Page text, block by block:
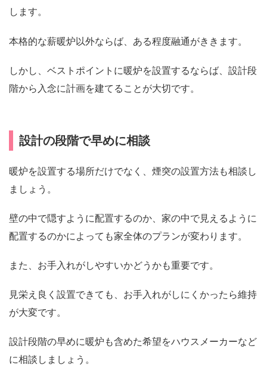
します。
本格的な薪暖炉以外ならば、ある程度融通がききます。
しかし、ベストポイントに暖炉を設置するならば、設計段
階から入念に計画を建てることが大切です。
設計の段階で早めに相談
暖炉を設置する場所だけでなく、煙突の設置方法も相談し
ましょう。
壁の中で隠すように配置するのか、家の中で見えるように
配置するのかによっても家全体のプランが変わります。
また、お手入れがしやすいかどうかも重要です。
見栄え良く設置できても、お手入れがしにくかったら維持
が大変です。
設計段階の早めに暖炉も含めた希望をハウスメーカーなど
に相談しましょう。